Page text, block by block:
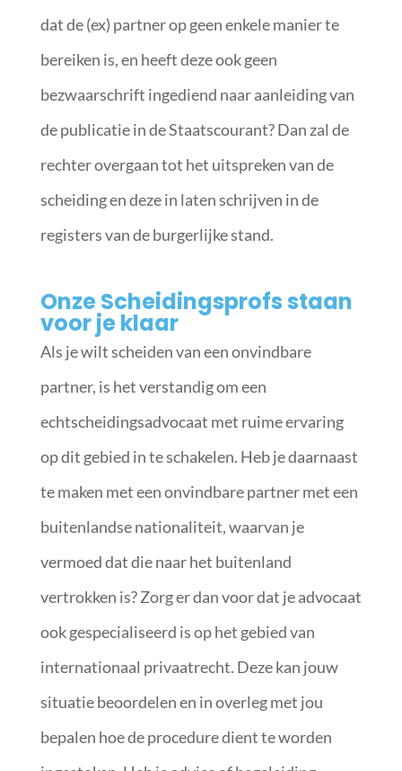
dat de (ex) partner op geen enkele manier te
bereiken is, en heeft deze ook geen
bezwaarschrift ingediend naar aanleiding van
de publicatie in de Staatscourant? Dan zal de
rechter overgaan tot het uitspreken van de
scheiding en deze in laten schrijven in de
registers van de burgerlijke stand.
Onze Scheidingsprofs staan
voor je klaar
Als je wilt scheiden van een onvindbare
partner, is het verstandig om een
echtscheidingsadvocaat met ruime ervaring
op dit gebied in te schakelen. Heb je daarnaast
te maken met een onvindbare partner met een
buitenlandse nationaliteit, waarvan je
vermoed dat die naar het buitenland
vertrokken is? Zorg er dan voor dat je advocaat
ook gespecialiseerd is op het gebied van
internationaal privaatrecht. Deze kan jouw
situatie beoordelen en in overleg met jou
bepalen hoe de procedure dient te worden